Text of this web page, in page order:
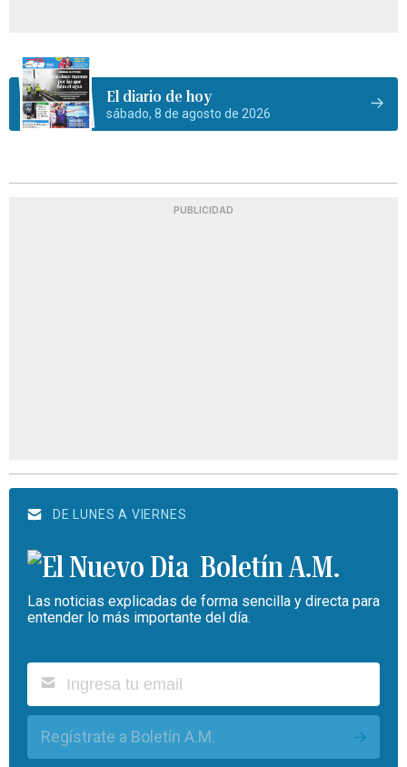
El diario de hoy
sábado, 8 de agosto de 2026
PUBLICIDAD
DE LUNES A VIERNES
Boletín A.M.
Las noticias explicadas de forma sencilla y directa para
entender lo más importante del día.
Regístrate a Boletín A.M.